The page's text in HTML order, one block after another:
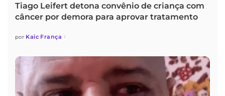
Tiago Leifert detona convênio de criança com
câncer por demora para aprovar tratamento
por Kaic França